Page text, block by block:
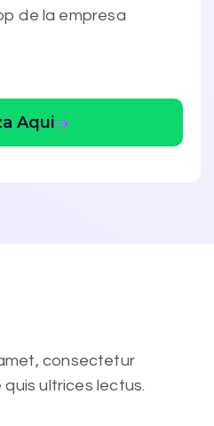
de la empresa
Aqui
y audio
consectetur
quis ultrices lectus.